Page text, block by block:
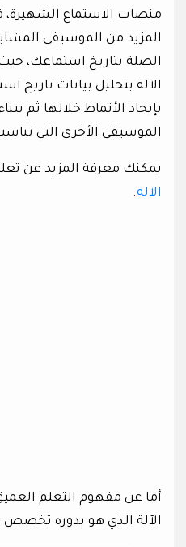
منصات الاستماع الشهيرة،
المزيد من الموسيقى
الصلة بتاريخ استماعك،
الآلة بتحليل بيانات
بإيجاد الأنماط خلالها ثم
الموسيقى الأخرى التي
يمكنك معرفة المزيد عن
الآلة.
أما عن مفهوم التعلم
الآلة الذي هو بدوره تخصص